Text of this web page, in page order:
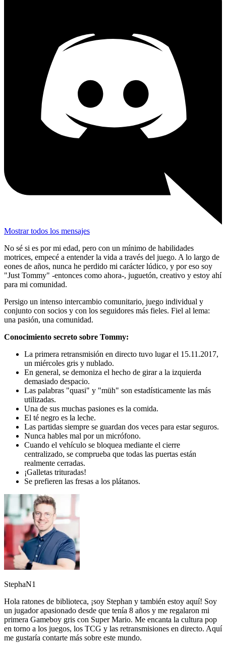
Mostrar todos los mensajes
No sé si es por mi edad, pero con un mínimo de habilidades
motrices, empecé a entender la vida a través del juego. A lo largo de
eones de años, nunca he perdido mi carácter lúdico, y por eso soy
"Just Tommy" -entonces como ahora-, juguetón, creativo y estoy ahí
para mi comunidad.
Persigo un intenso intercambio comunitario, juego individual y
conjunto con socios y con los seguidores más fieles. Fiel al lema:
una pasión, una comunidad.
Conocimiento secreto sobre Tommy:
La primera retransmisión en directo tuvo lugar el 15.11.2017,
un miércoles gris y nublado.
En general, se demoniza el hecho de girar a la izquierda
demasiado despacio.
Las palabras "quasi" y "müh" son estadísticamente las más
utilizadas.
Una de sus muchas pasiones es la comida.
El té negro es la leche.
Las partidas siempre se guardan dos veces para estar seguros.
Nunca hables mal por un micrófono.
Cuando el vehículo se bloquea mediante el cierre
centralizado, se comprueba que todas las puertas están
realmente cerradas.
¡Galletas trituradas!
Se prefieren las fresas a los plátanos.
StephaN1
Hola ratones de biblioteca, ¡soy Stephan y también estoy aquí! Soy
un jugador apasionado desde que tenía 8 años y me regalaron mi
primera Gameboy gris con Super Mario. Me encanta la cultura pop
en torno a los juegos, los TCG y las retransmisiones en directo. Aquí
me gustaría contarte más sobre este mundo.